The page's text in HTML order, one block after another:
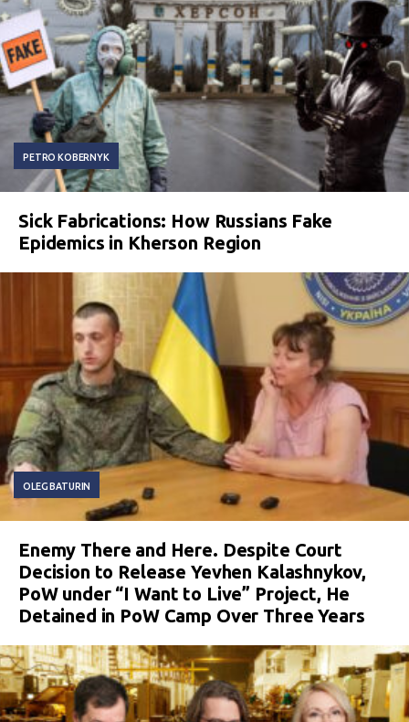
PETRO KOBERNYK
Sick Fabrications: How Russians Fake
Epidemics in Kherson Region
OLEG BATURIN
Enemy There and Here. Despite Court
Decision to Release Yevhen Kalashnykov,
PoW under “I Want to Live” Project, He
Detained in PoW Camp Over Three Years